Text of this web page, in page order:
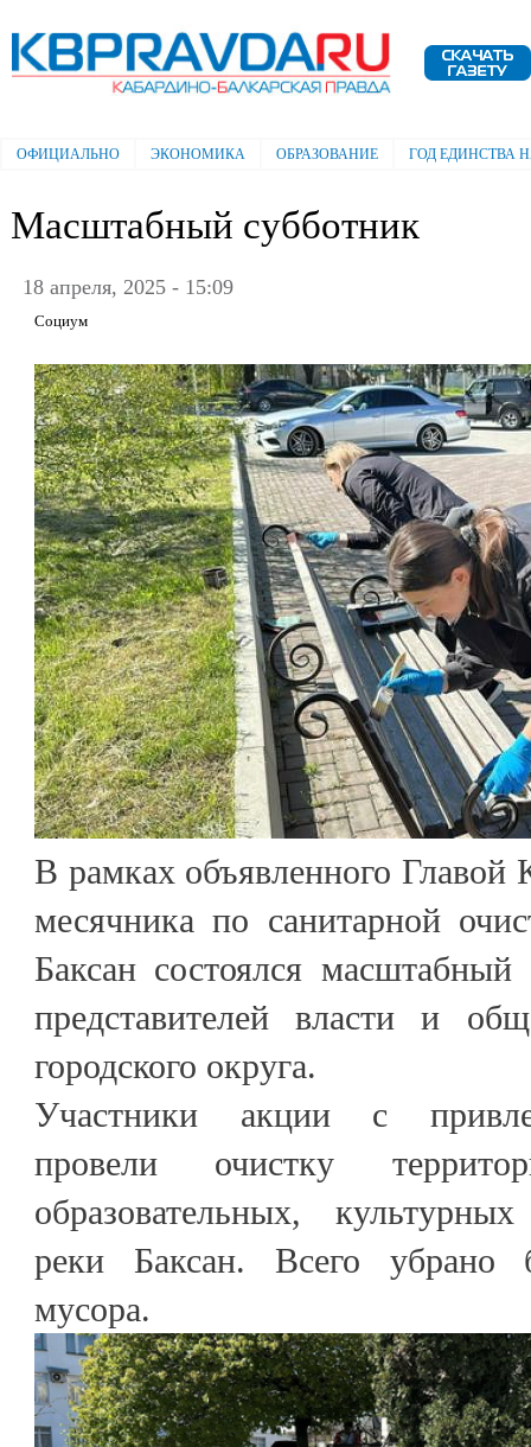
Электронная газета "Кабардино-
Балкарская правда"
Главное меню
ОФИЦИАЛЬНО ЭКОНОМИКА ОБРАЗОВАНИЕ ГОД ЕДИНСТВА
Масштабный субботник
18 апреля, 2025 - 15:09
Социум
В рамках объявленного
месячника по санитарной
Баксан состоялся
представителей власти и
городского округа.
Участники акции с
провели очистку
образовательных,
реки Баксан. Всего убрано
мусора.